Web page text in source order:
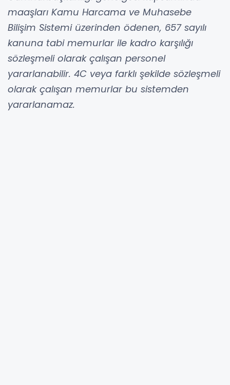
maaşları Kamu Harcama ve Muhasebe
Bilişim Sistemi üzerinden ödenen, 657 sayılı
kanuna tabi memurlar ile kadro karşılığı
sözleşmeli olarak çalışan personel
yararlanabilir. 4C veya farklı şekilde sözleşmeli
olarak çalışan memurlar bu sistemden
yararlanamaz.